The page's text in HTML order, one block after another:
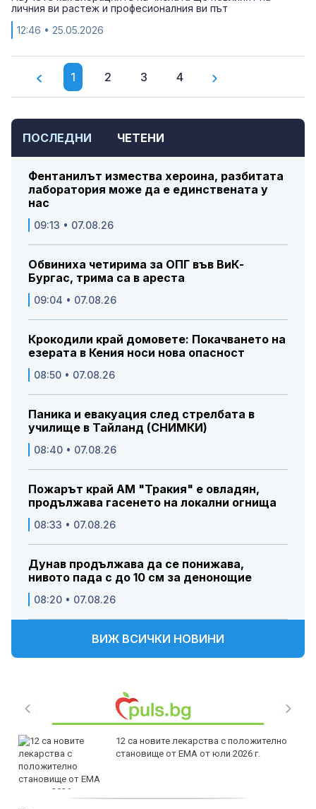
личния ви растеж и професионалния ви път
12:46 • 25.05.2026
1 2 3 4
ПОСЛЕДНИ ЧЕТЕНИ
Фентанилът измества хероина, разбитата
лаборатория може да е единствената у
нас
09:13 • 07.08.26
Обвиниха четирима за ОПГ във ВиК-
Бургас, трима са в ареста
09:04 • 07.08.26
Крокодили край домовете: Покачването на
езерата в Кения носи нова опасност
08:50 • 07.08.26
Паника и евакуация след стрелбата в
училище в Тайланд (СНИМКИ)
08:40 • 07.08.26
Пожарът край АМ "Тракия" е овладян,
продължава гасенето на локални огнища
08:33 • 07.08.26
Дунав продължава да се понижава,
нивото пада с до 10 см за денонощие
08:20 • 07.08.26
ВИЖ ВСИЧКИ НОВИНИ
12 са новите лекарства с положително
становище от ЕМА от юли 2026 г.